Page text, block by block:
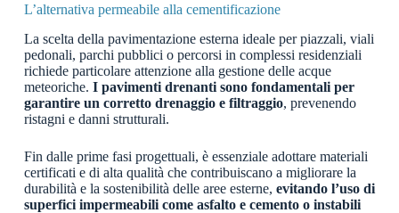
L’alternativa permeabile alla cementificazione
La scelta della pavimentazione esterna ideale per piazzali, viali
pedonali, parchi pubblici o percorsi in complessi residenziali
richiede particolare attenzione alla gestione delle acque
meteoriche. I pavimenti drenanti sono fondamentali per
garantire un corretto drenaggio e filtraggio, prevenendo
ristagni e danni strutturali.
Fin dalle prime fasi progettuali, è essenziale adottare materiali
certificati e di alta qualità che contribuiscano a migliorare la
durabilità e la sostenibilità delle aree esterne, evitando l’uso di
superfici impermeabili come asfalto e cemento o instabili